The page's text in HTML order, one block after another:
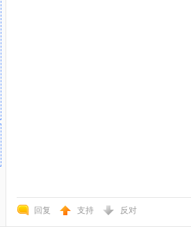
回复 支持 反对